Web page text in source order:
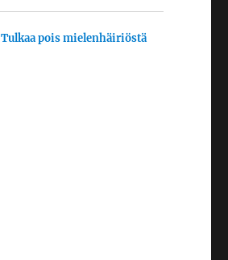
Tulkaa pois mielenhäiriöstä